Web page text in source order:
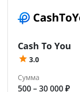
Cash To You
3.0
Сумма
500 – 30 000 ₽